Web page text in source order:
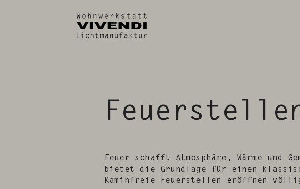
Feuer schafft Atmosphäre, Wärme und
bietet die Grundlage für einen
Kaminfreie Feuerstellen eröffnen